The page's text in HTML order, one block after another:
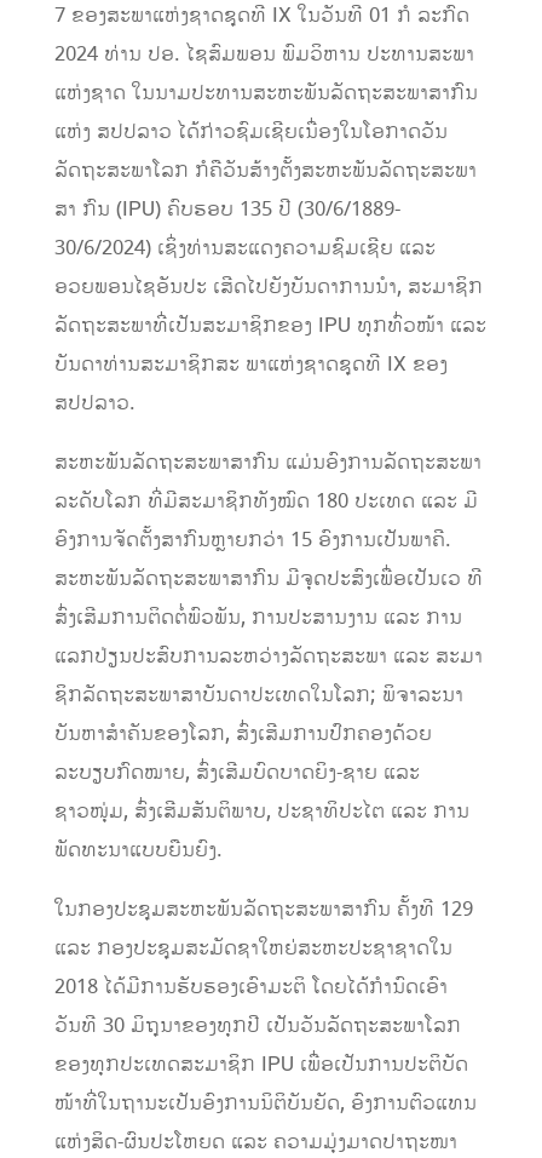
7 ຂອງສະພາແຫ່ງຊາດຊຸດທີ IX ໃນວັນທີ 01 ກໍ ລະກົດ
2024 ທ່ານ ປອ. ໄຊສົມພອນ ພົມວິຫານ ປະທານສະພາ
ແຫ່ງຊາດ ໃນນາມປະທານສະຫະພັນລັດຖະສະພາສາກົນ
ແຫ່ງ ສປປລາວ ໄດ້ກ່າວຊົມເຊີຍເນື່ອງໃນໂອກາດວັນ
ລັດຖະສະພາໂລກ ກໍຄືວັນສ້າງຕັ້ງສະຫະພັນລັດຖະສະພາ
ສາ ກົນ (IPU) ຄົບຮອບ 135 ປີ (30/6/1889-
30/6/2024) ເຊິ່ງທ່ານສະແດງຄວາມຊົມເຊີຍ ແລະ
ອວຍພອນໄຊອັນປະ ເສີດໄປຍັງບັນດາການນໍາ, ສະມາຊິກ
ລັດຖະສະພາທີ່ເປັນສະມາຊິກຂອງ IPU ທຸກທົ່ວໜ້າ ແລະ
ບັນດາທ່ານສະມາຊິກສະ ພາແຫ່ງຊາດຊຸດທີ IX ຂອງ
ສປປລາວ.
ສະຫະພັນລັດຖະສະພາສາກົນ ແມ່ນອົງການລັດຖະສະພາ
ລະດັບໂລກ ທີ່ມີສະມາຊິກທັງໝົດ 180 ປະເທດ ແລະ ມີ
ອົງການຈັດຕັ້ງສາກົນຫຼາຍກວ່າ 15 ອົງການເປັນພາຄີ.
ສະຫະພັນລັດຖະສະພາສາກົນ ມີຈຸດປະສົງເພື່ອເປັນເວ ທີ
ສົ່ງເສີມການຕິດຕໍ່ພົວພັນ, ການປະສານງານ ແລະ ການ
ແລກປ່ຽນປະສົບການລະຫວ່າງລັດຖະສະພາ ແລະ ສະມາ
ຊິກລັດຖະສະພາສາບັນດາປະເທດໃນໂລກ; ພິຈາລະນາ
ບັນຫາສຳຄັນຂອງໂລກ, ສົ່ງເສີມການປົກຄອງດ້ວຍ
ລະບຽບກົດໝາຍ, ສົ່ງເສີມບົດບາດຍິງ-ຊາຍ ແລະ
ຊາວໜຸ່ມ, ສົ່ງເສີມສັນຕິພາບ, ປະຊາທິປະໄຕ ແລະ ການ
ພັດທະນາແບບຍືນຍົງ.
ໃນກອງປະຊຸມສະຫະພັນລັດຖະສະພາສາກົນ ຄັ້ງທີ 129
ແລະ ກອງປະຊຸມສະມັດຊາໃຫຍ່ສະຫະປະຊາຊາດໃນ
2018 ໄດ້ມີການຮັບຮອງເອົາມະຕິ ໂດຍໄດ້ກໍານົດເອົາ
ວັນທີ 30 ມິຖຸນາຂອງທຸກປີ ເປັນວັນລັດຖະສະພາໂລກ
ຂອງທຸກປະເທດສະມາຊິກ IPU ເພື່ອເປັນການປະຕິບັດ
ໜ້າທີ່ໃນຖານະເປັນອົງການນິຕິບັນຍັດ, ອົງການຕົວແທນ
ແຫ່ງສິດ-ຜົນປະໂຫຍດ ແລະ ຄວາມມຸ່ງມາດປາຖະໜາ